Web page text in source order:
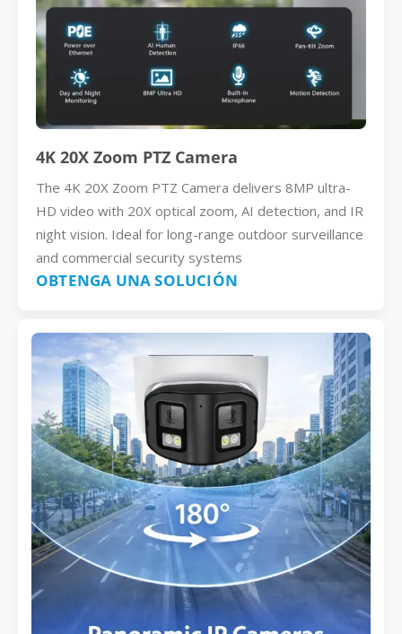
4K 20X Zoom PTZ Camera
The 4K 20X Zoom PTZ Camera delivers 8MP ultra-
HD video with 20X optical zoom, AI detection, and IR
night vision. Ideal for long-range outdoor surveillance
and commercial security systems
OBTENGA UNA SOLUCIÓN